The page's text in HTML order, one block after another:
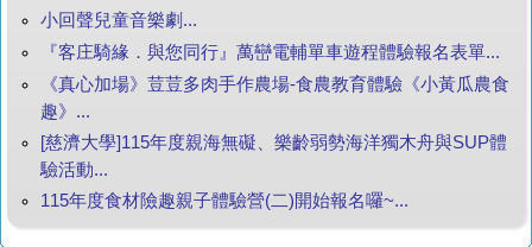
小回聲兒童音樂劇...
『客庄騎緣．與您同行』萬巒電輔單車遊程體驗報名表單...
《真心加場》荳荳多肉手作農場-食農教育體驗《小黃瓜農食
趣》...
[慈濟大學]115年度親海無礙、樂齡弱勢海洋獨木舟與SUP體
驗活動...
115年度食材險趣親子體驗營(二)開始報名囉~...